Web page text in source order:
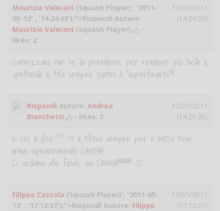
Maurizio Valerani (Squash Player)', '2011-
05-12' , '14:24:03');">Rispondi Autore:
Maurizio Valerani (Squash Player)
-
likes: 2
12/05/2011
(14:24:03)
Cannizzaro non te la prendere, per rendere più bello lo
spettacolo si tifa sempre contro il "superfavorito"!!!
Rispondi Autore: Andrea
Bianchetti
- likes: 3
12/05/2011
(14:29:36)
E chi lo dice?!? :)) Io tiferò sempre per il mitico Bove,
ormai soprannominato CANNA!
Ci vediamo alle finali, vai CANNA!!!!!!!!!!!!!! :D
Filippo Cazzola (Squash Player)', '2011-05-
12' , '17:12:37');">Rispondi Autore: Filippo
12/05/2011
(17:12:37)